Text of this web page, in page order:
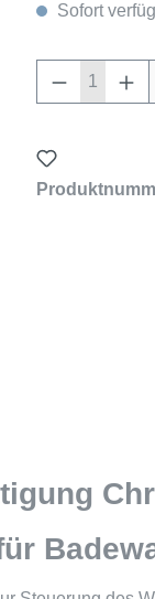
Sofort
Produkt